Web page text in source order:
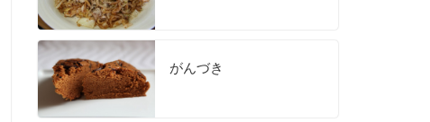
がんづき